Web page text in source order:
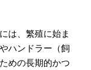
は、繁殖に始ま
ハンドラー（飼
めの長期的かつ